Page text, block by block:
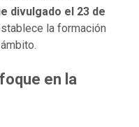
divulgado el 23 de
la formación
en la